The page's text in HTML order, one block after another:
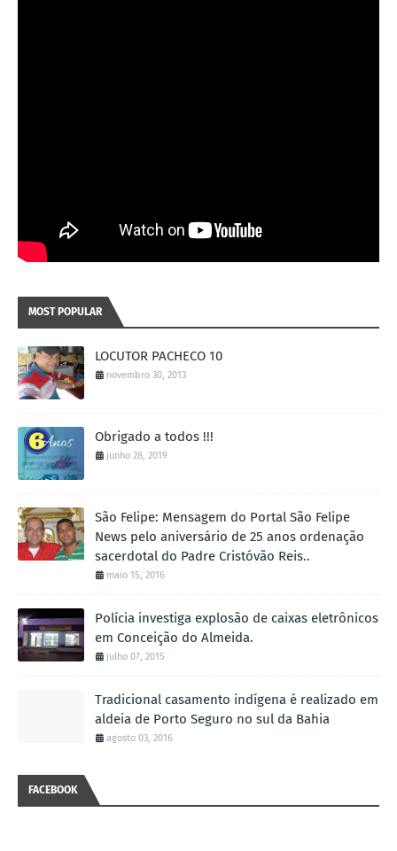
MOST POPULAR
LOCUTOR PACHECO 10
novembro 30, 2013
Obrigado a todos !!!
junho 28, 2019
São Felipe: Mensagem do Portal São Felipe
News pelo aniversário de 25 anos ordenação
sacerdotal do Padre Cristóvão Reis..
maio 15, 2016
Polícia investiga explosão de caixas eletrônicos
em Conceição do Almeida.
julho 07, 2015
Tradicional casamento indígena é realizado em
aldeia de Porto Seguro no sul da Bahia
agosto 03, 2016
FACEBOOK